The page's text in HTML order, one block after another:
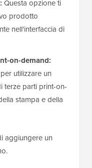
Questa opzione ti
prodotto
nell'interfaccia di
on-demand:
utilizzare un
terze parti print-on-
stampa e della
aggiungere un